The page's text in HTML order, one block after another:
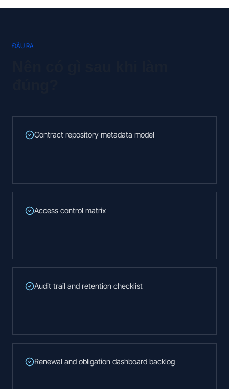
ĐẦU RA
Contract repository metadata model
Access control matrix
Audit trail and retention checklist
Renewal and obligation dashboard backlog